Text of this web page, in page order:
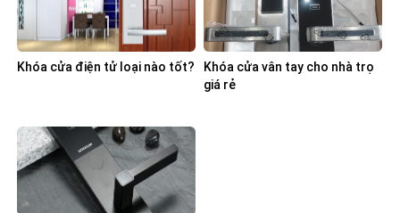
Khóa cửa điện tử loại nào tốt?
Khóa cửa vân tay cho nhà trọ
giá rẻ